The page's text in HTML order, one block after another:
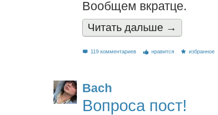
Вообщем вкратце.
Читать дальшe →
119 комментариев нравится избранное
Bach
Вопроса пост!